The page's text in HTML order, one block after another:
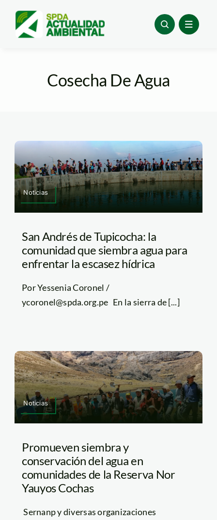
content
Cosecha De Agua
Noticias
San Andrés de Tupicocha: la
comunidad que siembra agua para
enfrentar la escasez hídrica
Por Yessenia Coronel /
ycoronel@spda.org.pe En la sierra de [...]
Noticias
Promueven siembra y
conservación del agua en
comunidades de la Reserva Nor
Yauyos Cochas
Sernanp y diversas organizaciones